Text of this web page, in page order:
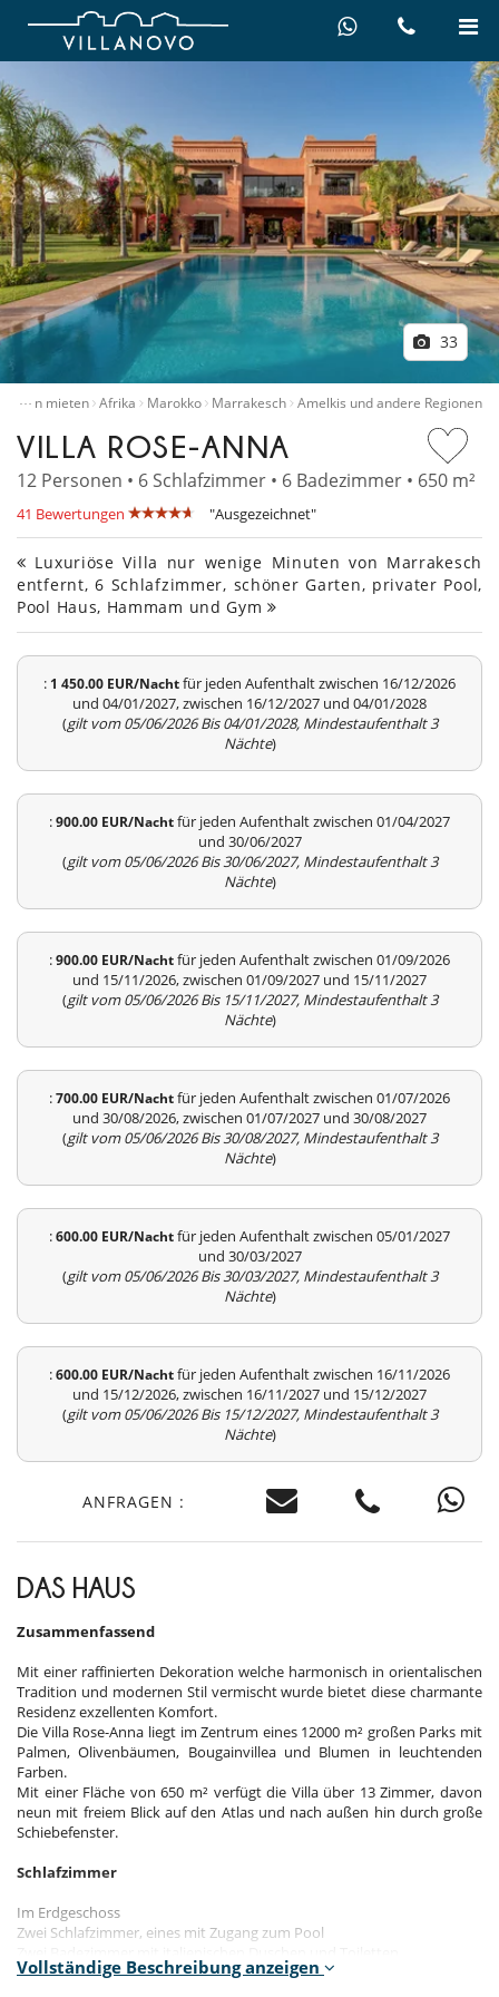
33
…
Villen mieten Afrika Marokko Marrakesch Amelkis und andere Regionen
VILLA ROSE-ANNA
12 Personen • 6 Schlafzimmer • 6 Badezimmer • 650 m²
41 Bewertungen "Ausgezeichnet"
Luxuriöse Villa nur wenige Minuten von Marrakesch
entfernt, 6 Schlafzimmer, schöner Garten, privater Pool,
Pool Haus, Hammam und Gym
: 1 450.00 EUR/Nachtfür jeden Aufenthalt zwischen 16/12/2026
und 04/01/2027, zwischen 16/12/2027 und 04/01/2028
(gilt vom 05/06/2026 Bis 04/01/2028, Mindestaufenthalt 3
Nächte)
:900.00 EUR/Nachtfür jeden Aufenthalt zwischen 01/04/2027
und 30/06/2027
(gilt vom 05/06/2026 Bis 30/06/2027, Mindestaufenthalt 3
Nächte)
:900.00 EUR/Nachtfür jeden Aufenthalt zwischen 01/09/2026
und 15/11/2026, zwischen 01/09/2027 und 15/11/2027
(gilt vom 05/06/2026 Bis 15/11/2027, Mindestaufenthalt 3
Nächte)
:700.00 EUR/Nachtfür jeden Aufenthalt zwischen 01/07/2026
und 30/08/2026, zwischen 01/07/2027 und 30/08/2027
(gilt vom 05/06/2026 Bis 30/08/2027, Mindestaufenthalt 3
Nächte)
:600.00 EUR/Nachtfür jeden Aufenthalt zwischen 05/01/2027
und 30/03/2027
(gilt vom 05/06/2026 Bis 30/03/2027, Mindestaufenthalt 3
Nächte)
:600.00 EUR/Nachtfür jeden Aufenthalt zwischen 16/11/2026
und 15/12/2026, zwischen 16/11/2027 und 15/12/2027
(gilt vom 05/06/2026 Bis 15/12/2027, Mindestaufenthalt 3
Nächte)
ANFRAGEN :
DAS HAUS
Zusammenfassend
Mit einer raffinierten Dekoration welche harmonisch in orientalischen
Tradition und modernen Stil vermischt wurde bietet diese charmante
Residenz exzellenten Komfort.
Die Villa Rose-Anna liegt im Zentrum eines 12000 m² großen Parks mit
Palmen, Olivenbäumen, Bougainvillea und Blumen in leuchtenden
Farben.
Mit einer Fläche von 650 m² verfügt die Villa über 13 Zimmer, davon
neun mit freiem Blick auf den Atlas und nach außen hin durch große
Schiebefenster.
Schlafzimmer
Im Erdgeschoss
Zwei Schlafzimmer, eines mit Zugang zum Pool
Vollständige Beschreibung anzeigen